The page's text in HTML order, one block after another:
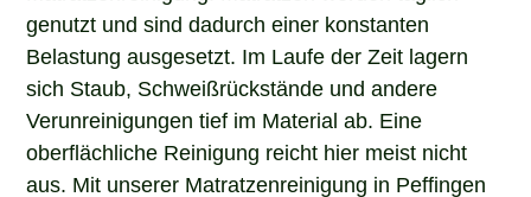
genutzt und sind dadurch einer konstanten
Belastung ausgesetzt. Im Laufe der Zeit lagern
sich Staub, Schweißrückstände und andere
Verunreinigungen tief im Material ab. Eine
oberflächliche Reinigung reicht hier meist nicht
aus. Mit unserer Matratzenreinigung in Peffingen